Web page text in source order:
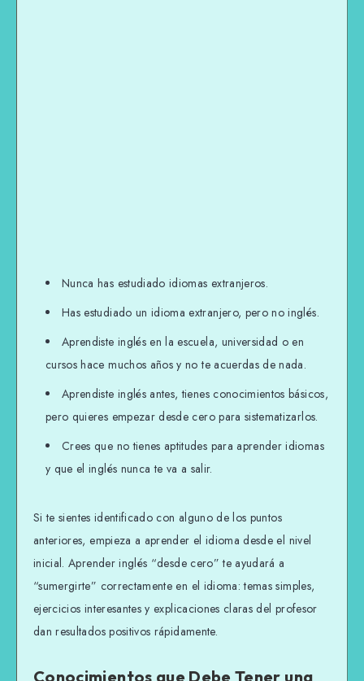
Nunca has estudiado idiomas extranjeros.
Has estudiado un idioma extranjero, pero no inglés.
Aprendiste inglés en la escuela, universidad o en
cursos hace muchos años y no te acuerdas de nada.
Aprendiste inglés antes, tienes conocimientos básicos,
pero quieres empezar desde cero para sistematizarlos.
Crees que no tienes aptitudes para aprender idiomas
y que el inglés nunca te va a salir.
Si te sientes identificado con alguno de los puntos
anteriores, empieza a aprender el idioma desde el nivel
inicial. Aprender inglés “desde cero” te ayudará a
“sumergirte” correctamente en el idioma: temas simples,
ejercicios interesantes y explicaciones claras del profesor
dan resultados positivos rápidamente.
Conocimientos que Debe Tener una